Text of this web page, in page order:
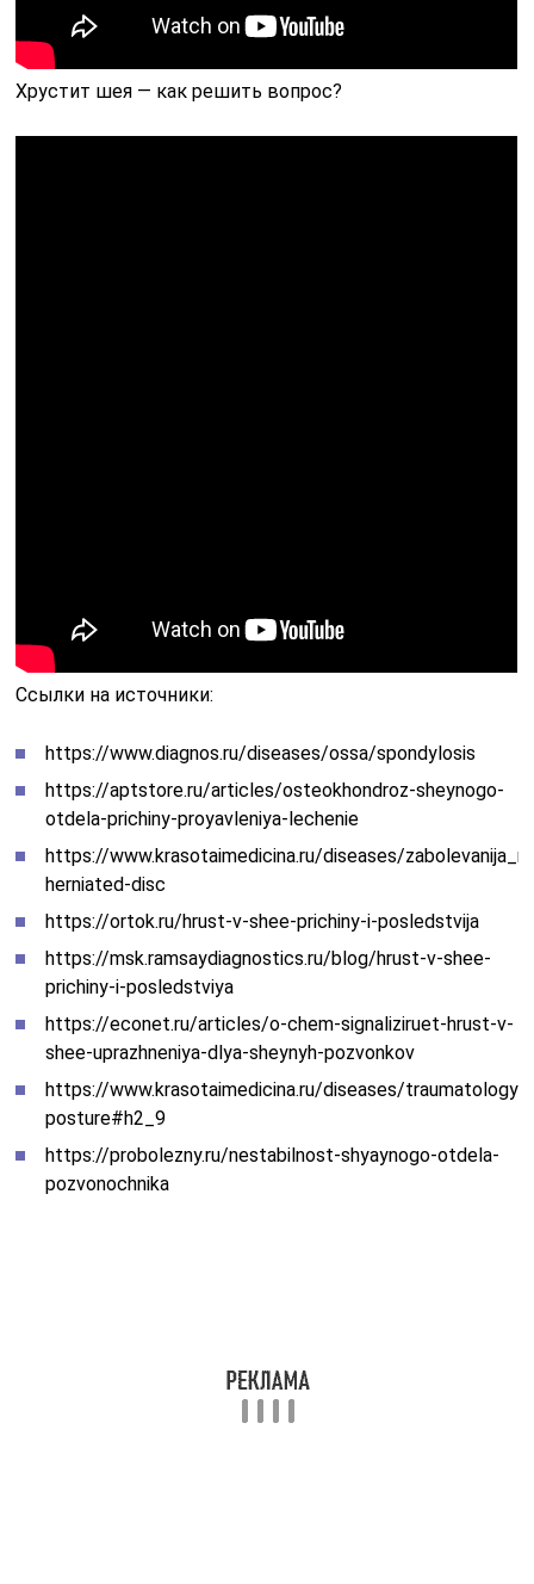
Хрустит шея — как решить вопрос?
Ссылки на источники:
https://www.diagnos.ru/diseases/ossa/spondylosis
https://aptstore.ru/articles/osteokhondroz-sheynogo-
otdela-prichiny-proyavleniya-lechenie
https://www.krasotaimedicina.ru/diseases/
herniated-disc
https://ortok.ru/hrust-v-shee-prichiny-i-posledstvija
https://msk.ramsaydiagnostics.ru/blog/hrust-v-shee-
prichiny-i-posledstviya
https://econet.ru/articles/o-chem-signaliziruet-hrust-v-
shee-uprazhneniya-dlya-sheynyh-pozvonkov
https://www.krasotaimedicina.ru/diseases/
posture#h2_9
https://probolezny.ru/nestabilnost-shyaynogo-otdela-
pozvonochnika